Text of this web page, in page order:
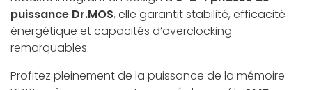
puissance Dr.MOS, elle garantit stabilité, efficacité
énergétique et capacités d’overclocking
remarquables.
Profitez pleinement de la puissance de la mémoire